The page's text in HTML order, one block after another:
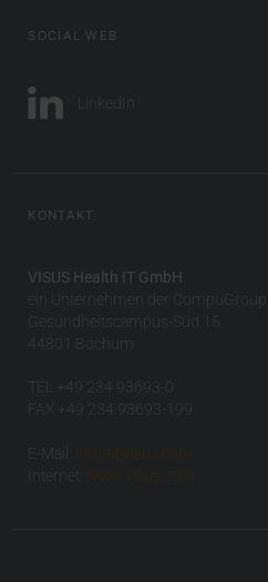
SOCIAL WEB
LinkedIn
KONTAKT
VISUS Health IT GmbH
ein Unternehmen der CompuGroup
Gesundheitscampus-Süd 15
44801 Bochum
TEL +49 234 93693-0
FAX +49 234 93693-199
E-Mail:
info(at)visus.com
Internet:
www.visus.com